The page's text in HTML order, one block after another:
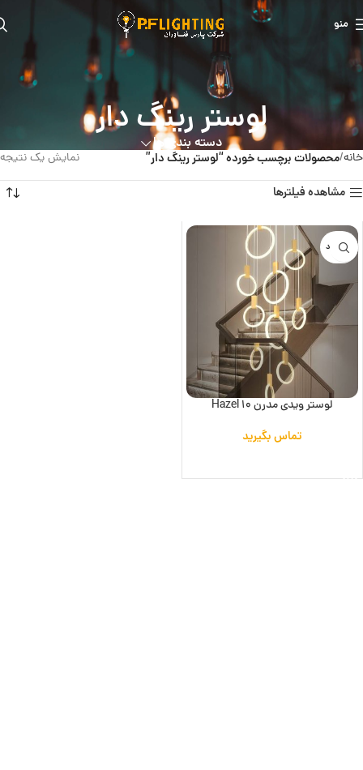
منو
لوستر رینگ دار
دسته بندی ها
خانه محصولات برچسب خورده “لوستر رینگ دار” نمایش یک نتیجه
مشاهده فیلترها
ناموجود
لوستر ویدی مدرن Hazel 10
تماس بگیرید